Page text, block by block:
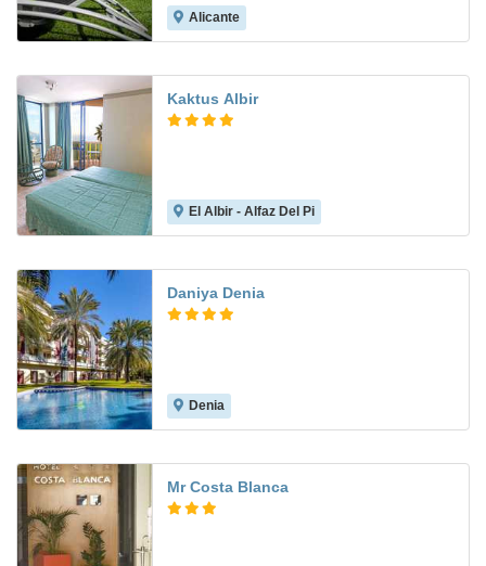
Alicante
Kaktus Albir
El Albir - Alfaz Del Pi
Daniya Denia
Denia
Mr Costa Blanca